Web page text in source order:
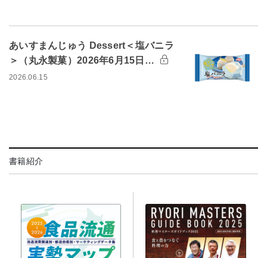
あいすまんじゅう Dessert＜塩バニラ
＞（丸永製菓）2026年6月15日…
2026.06.15
書籍紹介